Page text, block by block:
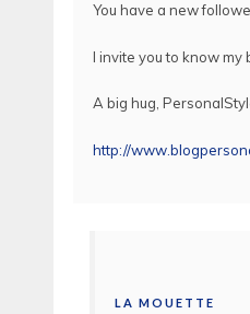
You have a new
I invite you to know my
A big hug,
http://
LA MOUETTE